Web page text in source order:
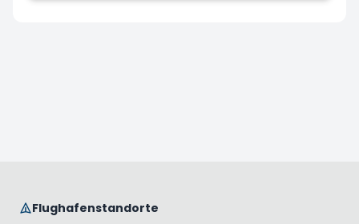
Flughafenstandorte